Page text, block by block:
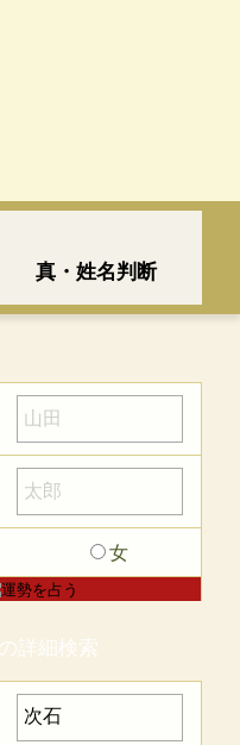
真・姓名判断
女
詳細検索